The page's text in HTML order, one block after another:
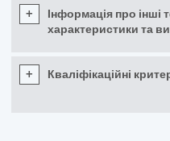
+
Інформація про інші
характеристики та
+ Кваліфікаційні